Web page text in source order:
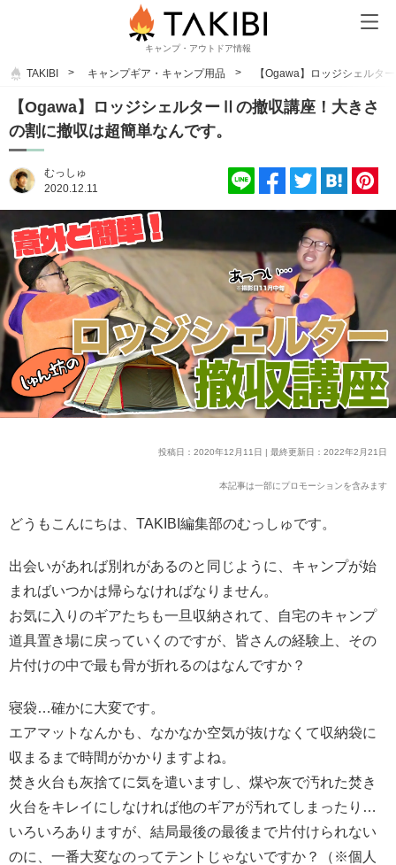
キャンプ・アウトドア情報
TAKIBI キャンプギア・キャンプ用品 【Ogawa】ロッジシェルタ
【Ogawa】ロッジシェルターⅡの撤収講座！大きさ
の割に撤収は超簡単なんです。
むっしゅ
2020.12.11
投稿日：2020年12月11日 | 最終更新日：2022年2月21日
本記事は一部にプロモーションを含みます
どうもこんにちは、TAKIBI編集部のむっしゅです。
出会いがあれば別れがあるのと同じように、キャンプが始
まればいつかは帰らなければなりません。
お気に入りのギアたちも一旦収納されて、自宅のキャンプ
道具置き場に戻っていくのですが、皆さんの経験上、その
片付けの中で最も骨が折れるのはなんですか？
寝袋…確かに大変です。
エアマットなんかも、なかなか空気が抜けなくて収納袋に
収まるまで時間がかかりますよね。
焚き火台も灰捨てに気を遣いますし、煤や灰で汚れた焚き
火台をキレイにしなければ他のギアが汚れてしまったり…
いろいろありますが、結局最後の最後まで片付けられない
のに、一番大変なのってテントじゃないですか？（※個人